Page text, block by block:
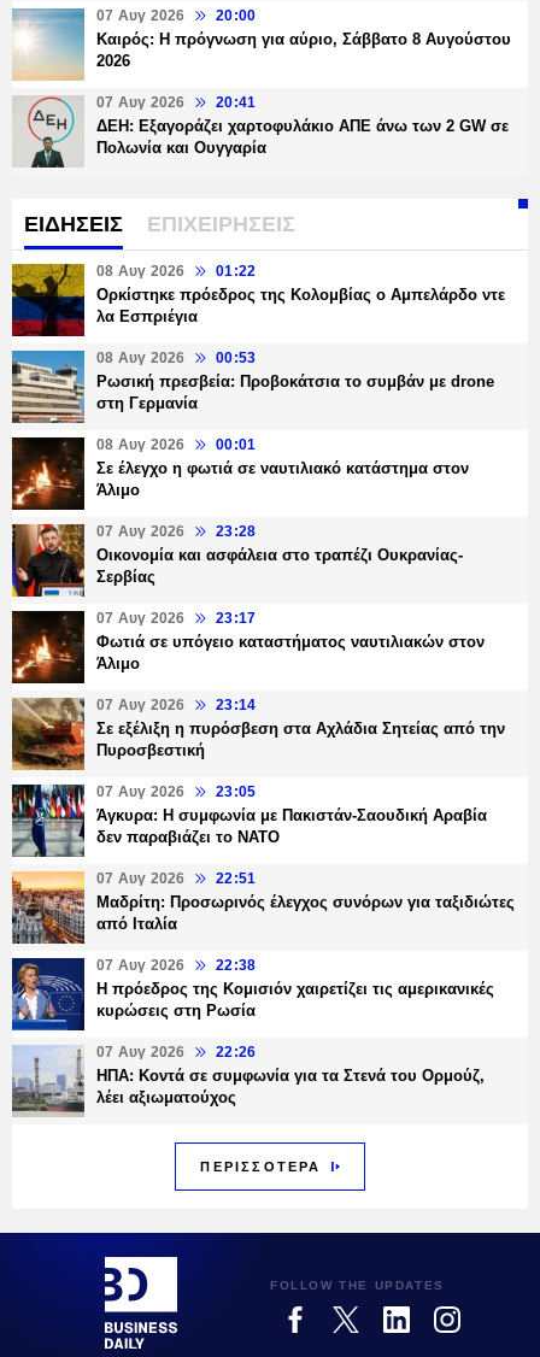
07 Αυγ 2026 20:00
Καιρός: Η πρόγνωση για αύριο, Σάββατο 8 Αυγούστου
2026
07 Αυγ 2026 20:41
ΔΕΗ: Εξαγοράζει χαρτοφυλάκιο ΑΠΕ άνω των 2 GW σε
Πολωνία και Ουγγαρία
ΕΙΔΗΣΕΙΣ ΕΠΙΧΕΙΡΗΣΕΙΣ
08 Αυγ 2026 01:22
Ορκίστηκε πρόεδρος της Κολομβίας ο Αμπελάρδο ντε
λα Εσπριέγια
08 Αυγ 2026 00:53
Ρωσική πρεσβεία: Προβοκάτσια το συμβάν με drone
στη Γερμανία
08 Αυγ 2026 00:01
Σε έλεγχο η φωτιά σε ναυτιλιακό κατάστημα στον
Άλιμο
07 Αυγ 2026 23:28
Οικονομία και ασφάλεια στο τραπέζι Ουκρανίας-
Σερβίας
07 Αυγ 2026 23:17
Φωτιά σε υπόγειο καταστήματος ναυτιλιακών στον
Άλιμο
07 Αυγ 2026 23:14
Σε εξέλιξη η πυρόσβεση στα Αχλάδια Σητείας από την
Πυροσβεστική
07 Αυγ 2026 23:05
Άγκυρα: Η συμφωνία με Πακιστάν-Σαουδική Αραβία
δεν παραβιάζει το ΝΑΤΟ
07 Αυγ 2026 22:51
Μαδρίτη: Προσωρινός έλεγχος συνόρων για ταξιδιώτες
από Ιταλία
07 Αυγ 2026 22:38
Η πρόεδρος της Κομισιόν χαιρετίζει τις αμερικανικές
κυρώσεις στη Ρωσία
07 Αυγ 2026 22:26
ΗΠΑ: Κοντά σε συμφωνία για τα Στενά του Ορμούζ,
λέει αξιωματούχος
ΠΕΡΙΣΣΟΤΕΡΑ
FOLLOW THE UPDATES